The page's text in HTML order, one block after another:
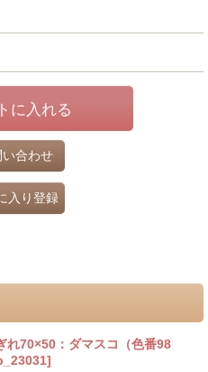
に入れる
い合わせ
入り登録
れ70×50：ダマスコ（色番98
]